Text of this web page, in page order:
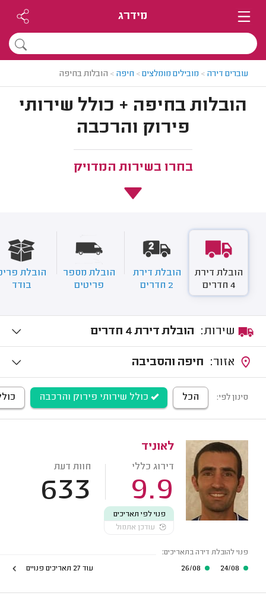
מידרג
עוברים דירה > מובילים מומלצים> חיפה > הובלות בחיפה
הובלות בחיפה + כולל שירותי
פירוק והרכבה
בחרו בשירות המדויק
הובלת דירת
4 חדרים
הובלת דירת
2 חדרים
הובלת מספר
פריטים
הובלת
בודד
הובלת דירת 4 חדרים
חיפה והסביבה
סינון לפי: הכל כולל שירותי פירוק והרכבה
לאוניד
דירוג כללי
9.9
חוות דעת
633
פנוי לפי תאריכים
עודכן אתמול
פנוי להובלת דירה בתאריכים:
עוד 27 תאריכים פנויים